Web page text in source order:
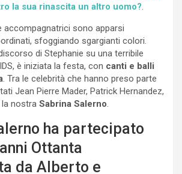
la sua rinascita un altro uomo?.
accompagnatrici sono apparsi
sfoggiando sgargianti colori.
di Stephanie su una terribile
è iniziata la festa, con canti e balli
. Tra le celebrità che hanno preso parte
Jean Pierre Mader, Patrick Hernandez,
la nostra Sabrina Salerno.
ha partecipato
Ottanta
da Alberto e